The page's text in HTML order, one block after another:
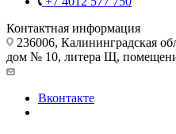
Контактная информация
236006, Калининградская
дом № 10, литера Щ,
Вконтакте